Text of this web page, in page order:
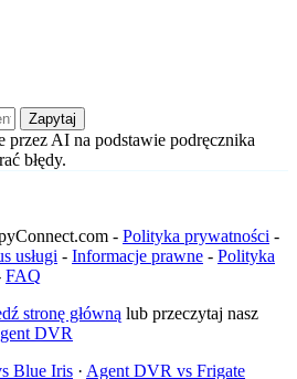
Zapytaj
przez AI na podstawie podręcznika
błędy.
- Polityka prywatności -
usługi - Informacje prawne - Polityka
FAQ
stronę główną lub przeczytaj nasz
DVR
Blue Iris · Agent DVR vs Frigate